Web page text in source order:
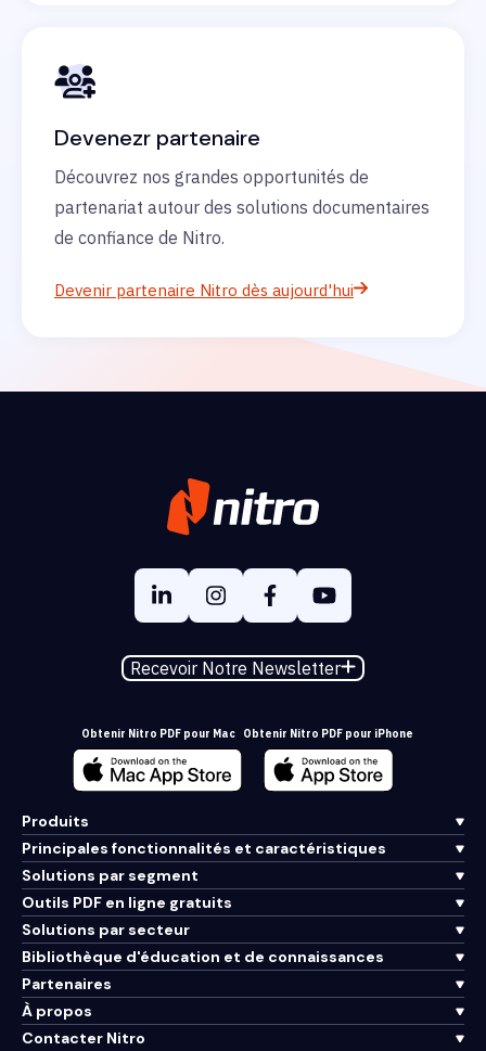
Devenezr partenaire
Découvrez nos grandes opportunités de
partenariat autour des solutions documentaires
de confiance de Nitro.
Devenir partenaire Nitro dès aujourd'hui
Recevoir Notre Newsletter
Obtenir Nitro PDF pour Mac Obtenir Nitro PDF pour iPhone
Produits
Principales fonctionnalités et caractéristiques
Solutions par segment
Outils PDF en ligne gratuits
Solutions par secteur
Bibliothèque d'éducation et de connaissances
Partenaires
À propos
Contacter Nitro